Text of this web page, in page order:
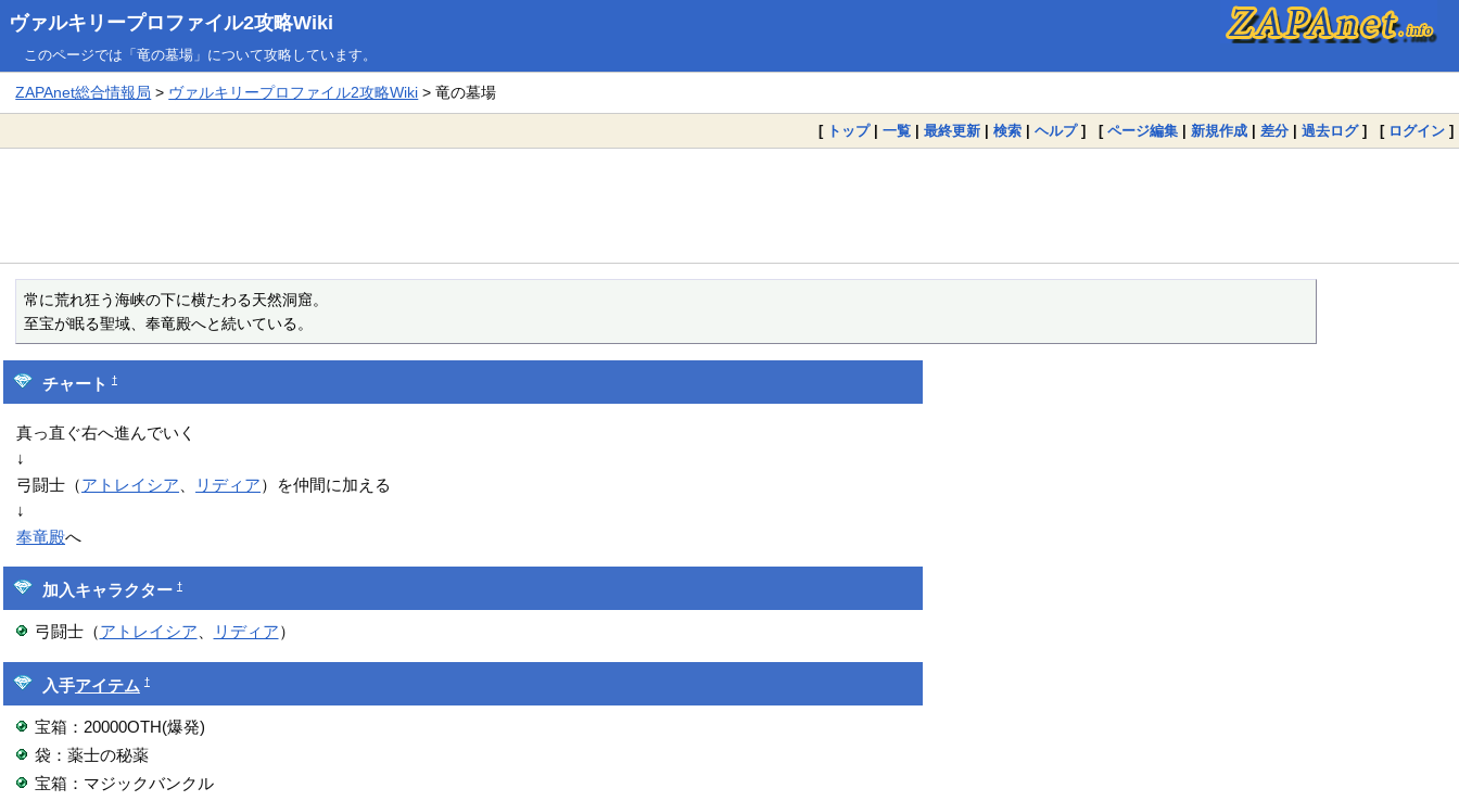
ヴァルキリープロファイル2攻略Wiki
このページでは「竜の墓場」について攻略しています。
ZAPAnet総合情報局 > ヴァルキリープロファイル2攻略Wiki > 竜の墓場
[ トップ| 一覧 | 最終更新 | 検索 | ヘルプ] [ ページ編集 | 新規作成 | 差分 | 過去ログ] [ ログイン ]
常に荒れ狂う海峡の下に横たわる天然洞窟。
至宝が眠る聖域、奉竜殿へと続いている。
チャート †
真っ直ぐ右へ進んでいく
↓
弓闘士（アトレイシア リディア）を仲間に加える
↓
奉竜殿へ
加入キャラクター †
弓闘士（アトレイシア リディア）
入手アイテム †
宝箱：20000OTH(爆発)
袋：薬士の秘薬
宝箱：マジックバンクル